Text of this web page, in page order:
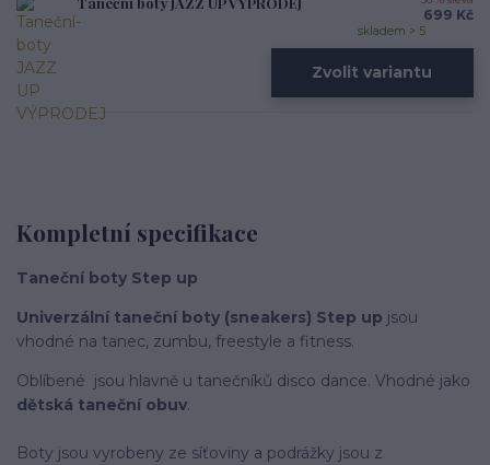
699 Kč
skladem > 5
Zvolit variantu
Kompletní specifikace
Taneční­ boty Step up
Univerzální­ taneční­ boty (sneakers) Step up jsou
vhodné na tanec, zumbu, freestyle a fitness.
Oblí­bené jsou hlavně u tanečníků disco dance. Vhodné jako
dětská taneční­ obuv.
Boty jsou vyrobeny ze síťoviny a podrážky jsou z